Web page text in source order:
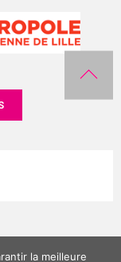
la meilleure